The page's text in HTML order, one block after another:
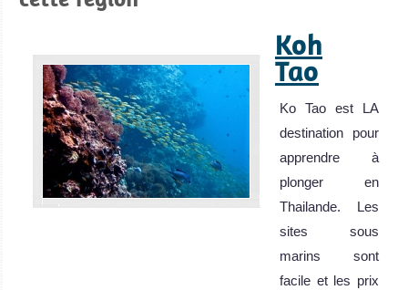
Koh
Tao
Ko Tao est LA
destination pour
apprendre à
plonger en
Thailande. Les
sites sous
marins sont
facile et les prix